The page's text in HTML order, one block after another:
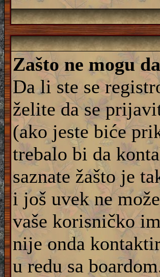
Zašto ne mogu
Da li ste se
želite da se
(ako jeste biće
trebalo bi da
saznate žašto je
i još uvek ne
vaše korisničko
nije onda
u redu sa